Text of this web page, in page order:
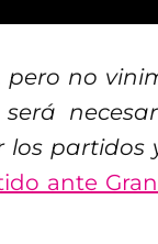
no
partidos
ante